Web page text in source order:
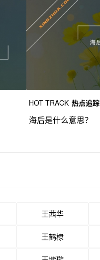
HOT TRACK 热点追踪
海后是什么意思？
王茜华
王鹤棣